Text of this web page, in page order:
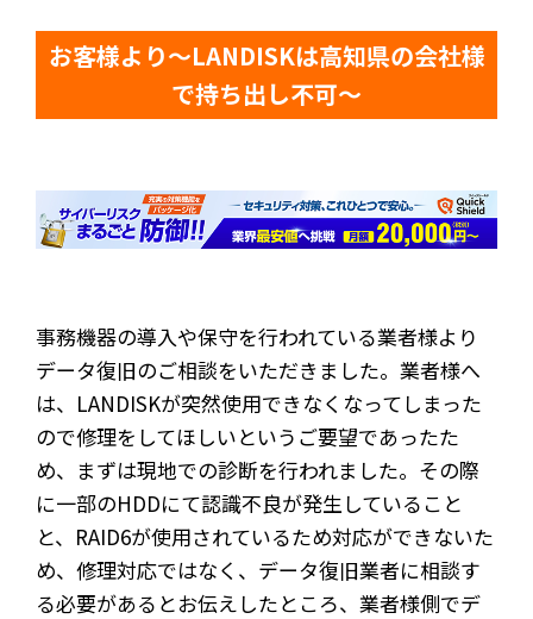
お客様より～LANDISKは高知県の会社様
で持ち出し不可～
事務機器の導入や保守を行われている業者様より
データ復旧のご相談をいただきました。業者様へ
は、LANDISKが突然使用できなくなってしまった
ので修理をしてほしいというご要望であったた
め、まずは現地での診断を行われました。その際
に一部のHDDにて認識不良が発生していること
と、RAID6が使用されているため対応ができないた
め、修理対応ではなく、データ復旧業者に相談す
る必要があるとお伝えしたところ、業者様側でデ